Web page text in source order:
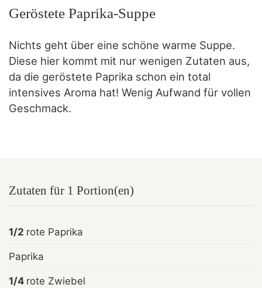
Geröstete Paprika-Suppe
Nichts geht über eine schöne warme Suppe.
Diese hier kommt mit nur wenigen Zutaten aus,
da die geröstete Paprika schon ein total
intensives Aroma hat! Wenig Aufwand für vollen
Geschmack.
Zutaten für 1 Portion(en)
1/2 rote Paprika
Paprika
1/4 rote Zwiebel